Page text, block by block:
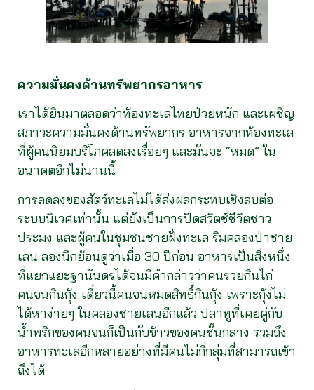
ความมั่นคงด้านทรัพยากรอาหาร
เราได้ยินมาตลอดว่าท้องทะเลไทยป่วยหนัก และเผชิญ
สภาวะความมั่นคงด้านทรัพยากร อาหารจากท้องทะเล
ที่ผู้คนนิยมบริโภคลดลงเรื่อยๆ และมันจะ “หมด” ใน
อนาคตอีกไม่นานนี้
การลดลงของสัตว์ทะเลไม่ได้ส่งผลกระทบเชิงลบต่อ
ระบบนิเวศเท่านั้น แต่ยังเป็นการปิดสวิตช์ชีวิตชาว
ประมง และผู้คนในชุมชนชายฝั่งทะเล ริมคลองป่าชาย
เลน ลองนึกย้อนดูว่าเมื่อ 30 ปีก่อน อาหารเป็นสิ่งหนึ่ง
ที่แยกแยะฐานันดรได้จนมีคำกล่าวว่าคนรวยกินไก่
คนจนกินกุ้ง เดี๋ยวนี้คนจนหมดสิทธิ์กินกุ้ง เพราะกุ้งไม่
ได้หาง่ายๆ ในคลองชายเลนอีกแล้ว ปลาทูที่เคยคู่กับ
น้ำพริกของคนจนก็เป็นกับข้าวของคนชั้นกลาง รวมถึง
อาหารทะเลอีกหลายอย่างที่มีคนไม่กี่กลุ่มที่สามารถเข้า
ถึงได้